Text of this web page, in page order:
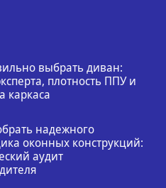
выбрать диван:
плотность ППУ и
каркаса
надежного
оконных конструкций:
аудит